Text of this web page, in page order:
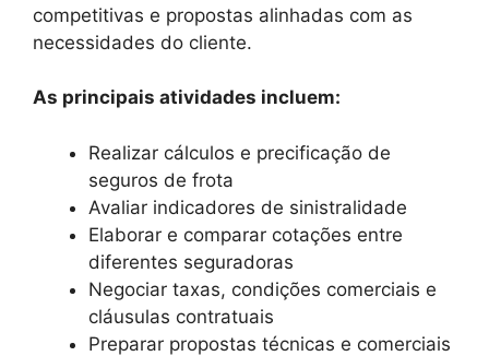
competitivas e propostas alinhadas com as
necessidades do cliente.
As principais atividades incluem:
Realizar cálculos e precificação de
seguros de frota
Avaliar indicadores de sinistralidade
Elaborar e comparar cotações entre
diferentes seguradoras
Negociar taxas, condições comerciais e
cláusulas contratuais
Preparar propostas técnicas e comerciais